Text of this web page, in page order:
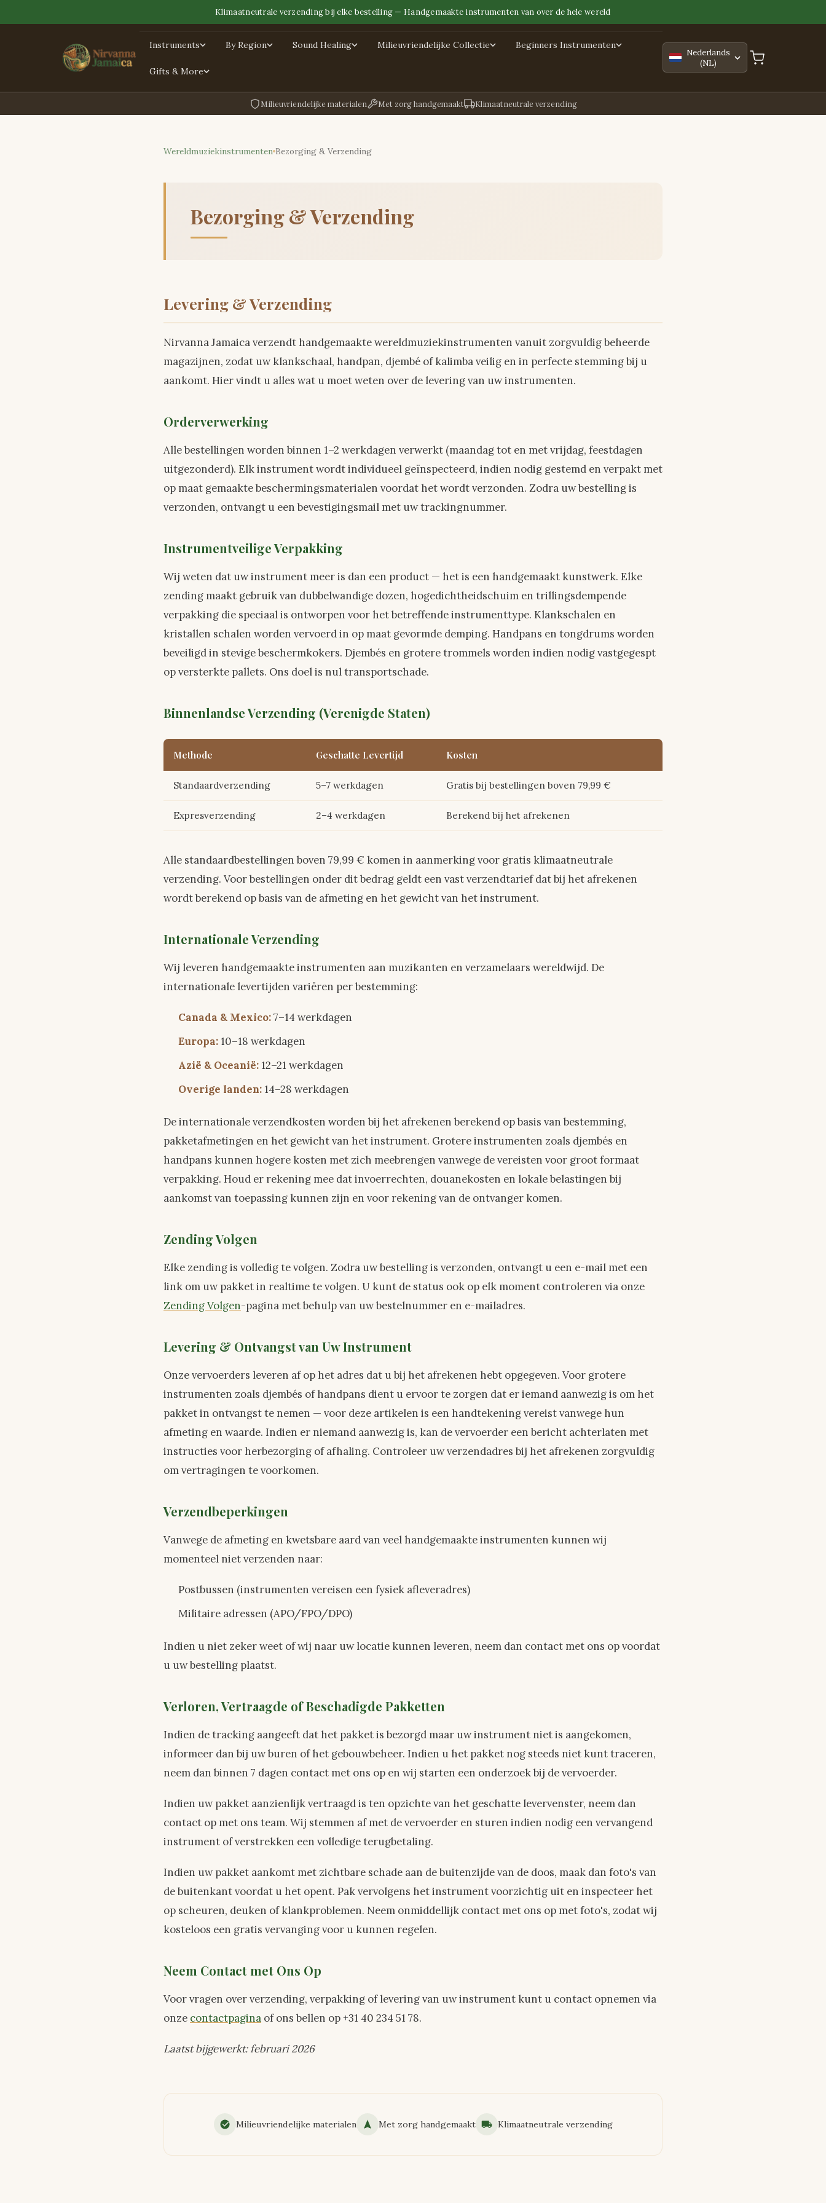
Klimaatneutrale verzending bij elke bestelling — Handgemaakte instrumenten van over de hele wereld
Instruments By Region Sound Healing Milieuvriendelijke Collectie Beginners Instrumenten
Gifts & More
Nederlands
(NL)
Milieuvriendelijke materialen Met zorg handgemaakt Klimaatneutrale verzending
Wereldmuziekinstrumenten Bezorging & Verzending
Bezorging & Verzending
Levering & Verzending
Nirvanna Jamaica verzendt handgemaakte wereldmuziekinstrumenten vanuit zorgvuldig beheerde
magazijnen, zodat uw klankschaal, handpan, djembé of kalimba veilig en in perfecte stemming bij u
aankomt. Hier vindt u alles wat u moet weten over de levering van uw instrumenten.
Orderverwerking
Alle bestellingen worden binnen 1–2 werkdagen verwerkt (maandag tot en met vrijdag, feestdagen
uitgezonderd). Elk instrument wordt individueel geïnspecteerd, indien nodig gestemd en verpakt met
op maat gemaakte beschermingsmaterialen voordat het wordt verzonden. Zodra uw bestelling is
verzonden, ontvangt u een bevestigingsmail met uw trackingnummer.
Instrumentveilige Verpakking
Wij weten dat uw instrument meer is dan een product — het is een handgemaakt kunstwerk. Elke
zending maakt gebruik van dubbelwandige dozen, hogedichtheidschuim en trillingsdempende
verpakking die speciaal is ontworpen voor het betreffende instrumenttype. Klankschalen en
kristallen schalen worden vervoerd in op maat gevormde demping. Handpans en tongdrums worden
beveiligd in stevige beschermkokers. Djembés en grotere trommels worden indien nodig vastgegespt
op versterkte pallets. Ons doel is nul transportschade.
Binnenlandse Verzending (Verenigde Staten)
Methode Geschatte Levertijd Kosten
Standaardverzending 5–7 werkdagen Gratis bij bestellingen boven 79,99 €
Expresverzending 2–4 werkdagen Berekend bij het afrekenen
Alle standaardbestellingen boven 79,99 € komen in aanmerking voor gratis klimaatneutrale
verzending. Voor bestellingen onder dit bedrag geldt een vast verzendtarief dat bij het afrekenen
wordt berekend op basis van de afmeting en het gewicht van het instrument.
Internationale Verzending
Wij leveren handgemaakte instrumenten aan muzikanten en verzamelaars wereldwijd. De
internationale levertijden variëren per bestemming:
Canada & Mexico:7–14 werkdagen
Europa:10–18 werkdagen
Azië & Oceanië:12–21 werkdagen
Overige landen:14–28 werkdagen
De internationale verzendkosten worden bij het afrekenen berekend op basis van bestemming,
pakketafmetingen en het gewicht van het instrument. Grotere instrumenten zoals djembés en
handpans kunnen hogere kosten met zich meebrengen vanwege de vereisten voor groot formaat
verpakking. Houd er rekening mee dat invoerrechten, douanekosten en lokale belastingen bij
aankomst van toepassing kunnen zijn en voor rekening van de ontvanger komen.
Zending Volgen
Elke zending is volledig te volgen. Zodra uw bestelling is verzonden, ontvangt u een e-mail met een
link om uw pakket in realtime te volgen. U kunt de status ook op elk moment controleren via onze
Zending Volgen-pagina met behulp van uw bestelnummer en e-mailadres.
Levering & Ontvangst van Uw Instrument
Onze vervoerders leveren af op het adres dat u bij het afrekenen hebt opgegeven. Voor grotere
instrumenten zoals djembés of handpans dient u ervoor te zorgen dat er iemand aanwezig is om het
pakket in ontvangst te nemen — voor deze artikelen is een handtekening vereist vanwege hun
afmeting en waarde. Indien er niemand aanwezig is, kan de vervoerder een bericht achterlaten met
instructies voor herbezorging of afhaling. Controleer uw verzendadres bij het afrekenen zorgvuldig
om vertragingen te voorkomen.
Verzendbeperkingen
Vanwege de afmeting en kwetsbare aard van veel handgemaakte instrumenten kunnen wij
momenteel niet verzenden naar:
Postbussen (instrumenten vereisen een fysiek afleveradres)
Militaire adressen (APO/FPO/DPO)
Indien u niet zeker weet of wij naar uw locatie kunnen leveren, neem dan contact met ons op voordat
u uw bestelling plaatst.
Verloren, Vertraagde of Beschadigde Pakketten
Indien de tracking aangeeft dat het pakket is bezorgd maar uw instrument niet is aangekomen,
informeer dan bij uw buren of het gebouwbeheer. Indien u het pakket nog steeds niet kunt traceren,
neem dan binnen 7 dagen contact met ons op en wij starten een onderzoek bij de vervoerder.
Indien uw pakket aanzienlijk vertraagd is ten opzichte van het geschatte levervenster, neem dan
contact op met ons team. Wij stemmen af met de vervoerder en sturen indien nodig een vervangend
instrument of verstrekken een volledige terugbetaling.
Indien uw pakket aankomt met zichtbare schade aan de buitenzijde van de doos, maak dan foto's van
de buitenkant voordat u het opent. Pak vervolgens het instrument voorzichtig uit en inspecteer het
op scheuren, deuken of klankproblemen. Neem onmiddellijk contact met ons op met foto's, zodat wij
kosteloos een gratis vervanging voor u kunnen regelen.
Neem Contact met Ons Op
Voor vragen over verzending, verpakking of levering van uw instrument kunt u contact opnemen via
onze contactpagina of ons bellen op +31 40 234 51 78.
Laatst bijgewerkt: februari 2026
Milieuvriendelijke materialen Met zorg handgemaakt Klimaatneutrale verzending